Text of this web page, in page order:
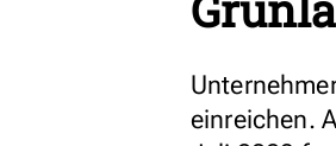
einreichen.